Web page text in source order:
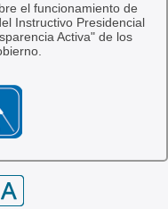
el funcionamiento de
Instructivo Presidencial
Activa" de los